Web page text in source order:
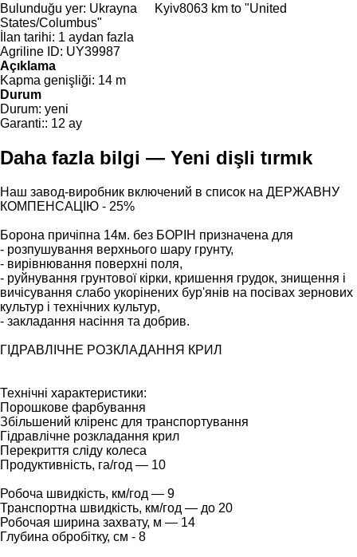
Bulunduğu yer: Ukrayna Kyiv8063 km to "United
States/Columbus"
İlan tarihi: 1 aydan fazla
Agriline ID: UY39987
Açıklama
Kapma genişliği: 14 m
Durum
Durum: yeni
Garanti:: 12 ay
Daha fazla bilgi — Yeni dişli tırmık
Наш завод-виробник включений в список на ДЕРЖАВНУ
КОМПЕНСАЦІЮ - 25%
Борона причіпна 14м. без БОРІН призначена для
- розпушування верхнього шару грунту,
- вирівнювання поверхні поля,
- руйнування грунтової кірки, кришення грудок, знищення і
вичісування слабо укорінених бур'янів на посівах зернових
культур і технічних культур,
- закладання насіння та добрив.
ГІДРАВЛІЧНЕ РОЗКЛАДАННЯ КРИЛ
Технічні характеристики:
Порошкове фарбування
Збільшений кліренс для транспортування
Гідравлічне розкладання крил
Перекриття сліду колеса
Продуктивність, га/год — 10
Робоча швидкість, км/год — 9
Транспортна швидкість, км/год — до 20
Робочая ширина захвату, м — 14
Глубина обробітку, см - 8